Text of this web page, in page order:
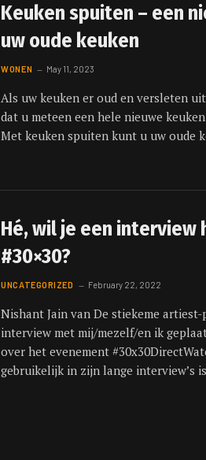
Keuken spuiten – een
uw oude keuken
WONEN May 11, 2023
Als uw keuken er oud en versleten
dat u meteen een hele nieuwe
Met keuken spuiten kunt u uw oude
Hé, wil je een interview
#30×30?
UNCATEGORIZED February 22, 2022
Nishant Jain van De stiekeme
interview met mij/mezelf/en ik
over het evenement
gebruikelijk in zijn lange interview’s